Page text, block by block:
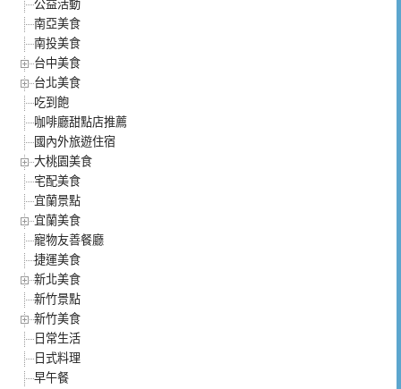
公益活動
南亞美食
南投美食
台中美食
台北美食
吃到飽
咖啡廳甜點店推薦
國內外旅遊住宿
大桃園美食
宅配美食
宜蘭景點
宜蘭美食
寵物友善餐廳
捷運美食
新北美食
新竹景點
新竹美食
日常生活
日式料理
早午餐